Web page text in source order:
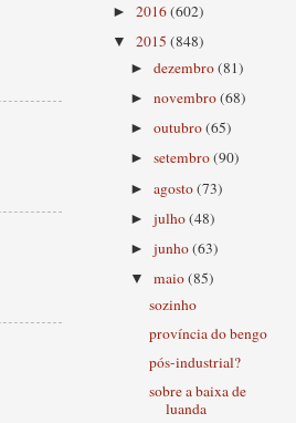
► 2016(602)
▼ 2015 (848)
►dezembro(81)
►novembro(68)
►outubro(65)
►setembro(90)
►agosto(73)
►julho(48)
►junho(63)
▼maio(85)
sozinho
província do bengo
pós-industrial?
sobre a baixa de
luanda